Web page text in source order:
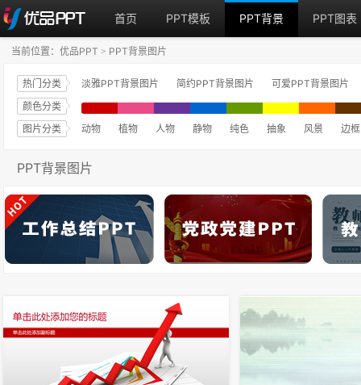
首页 PPT模板 PPT背景 PPT图表
当前位置： 优品PPT > PPT背景图片
热门分类 淡雅PPT背景图片 简约PPT背景图片
可爱PPT背景图片
颜色分类
图片分类
动物 植物 人物 静物 纯色 抽象 风景 边框
PPT背景图片